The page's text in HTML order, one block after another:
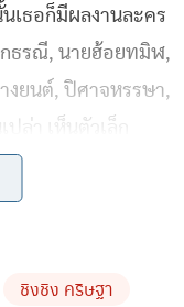
เธอก็มีผลงานละคร
กธรณี, นายฮ้อยทมิฬ,
งยนต์, ปิศาจหรรษา,
ล่า เห็นตัวเล็ก
หลายบทบาท และ
ธอเป็นที่เอ็นดูของ
ชิงชิง คริษฐา